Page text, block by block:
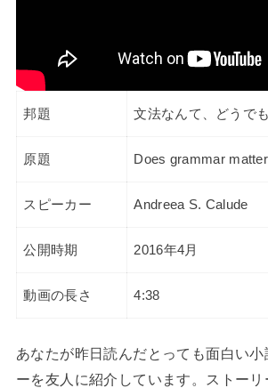
邦題 文法なんて、どうで
原題 Does grammar
スピーカー Andreea S. Calude
公開時期 2016年4月
動画の長さ 4:38
あなたが昨日読んだとっても面白い小
ーを友人に紹介しています。ストー